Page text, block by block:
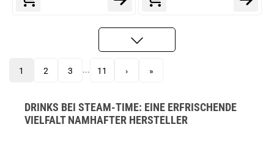
1 2 3 ... 11 › »
DRINKS BEI STEAM-TIME: EINE ERFRISCHENDE
VIELFALT NAMHAFTER HERSTELLER